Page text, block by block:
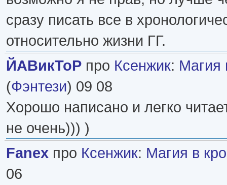
сразу писать все в
относительно жизни ГГ.
ЙАВикТоР про Ксенжик: Магия
(Фэнтези) 09 08
Хорошо написано и легко
не очень))) )
Fanex про Ксенжик: Магия в
06